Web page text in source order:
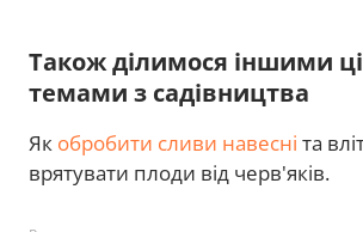
Також ділимося іншими
темами з садівництва
Як обробити сливи навесні та
врятувати плоди від черв'яків.